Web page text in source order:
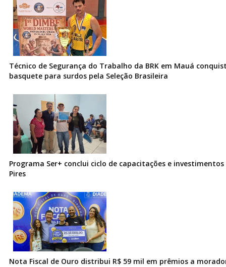
Técnico de Segurança do Trabalho da BRK em Mauá
basquete para surdos pela Seleção Brasileira
Programa Ser+ conclui ciclo de capacitações e
Pires
Nota Fiscal de Ouro distribui R$ 59 mil em prêmios a